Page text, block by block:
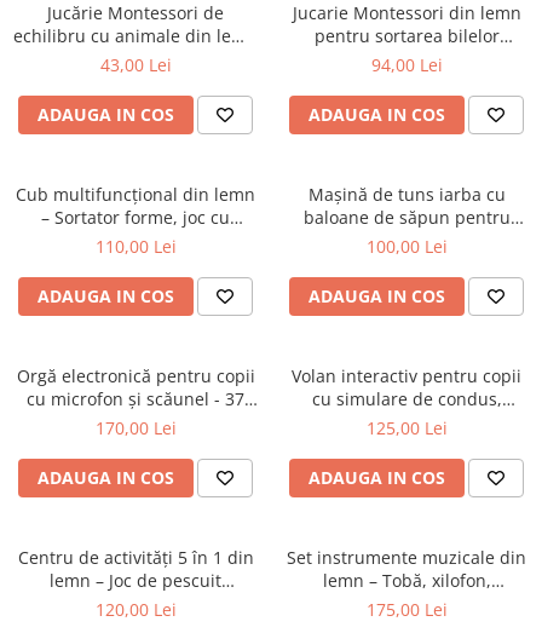
Jucărie Montessori de
echilibru cu animale din lemn
pentru coordonare și logică
43,00 Lei
ADAUGA IN COS
Jucarie Montessori din lemn
pentru sortarea bilelor
colorate
94,00 Lei
ADAUGA IN COS
Cub multifuncțional din lemn
– Sortator forme, joc cu
ciocănel și bile
110,00 Lei
ADAUGA IN COS
Mașină de tuns iarba cu
baloane de săpun pentru
copii
100,00 Lei
ADAUGA IN COS
Orgă electronică pentru copii
cu microfon și scăunel - 37
clape și ritmuri muzicale
170,00 Lei
ADAUGA IN COS
Volan interactiv pentru copii
cu simulare de condus,
muzică, lumini și efecte
125,00 Lei
ADAUGA IN COS
Centru de activități 5 în 1 din
lemn – Joc de pescuit
magnetic, xilofon și activități
120,00 Lei
Set instrumente muzicale din
lemn – Tobă, xilofon,
tamburină și accesorii
175,00 Lei